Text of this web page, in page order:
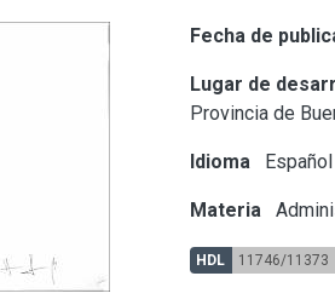
Fecha de
Lugar de
Provincia de
Idioma Español
Materia
HDL 11746/11373